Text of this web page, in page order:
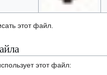
этот файл.
этот файл: